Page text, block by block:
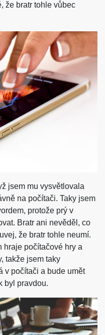
že bratr tohle vůbec
jsem mu vysvětlovala
na počítači. Taky jsem
protože prý v
Bratr ani nevěděl, co
že bratr tohle neumí.
hraje počítačové hry a
takže jsem taky
v počítači a bude umět
byl pravdou.